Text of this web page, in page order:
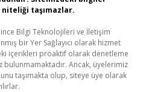
taşımazlar.
Bilgi Teknolojileri ve İletişim
bir Yer Sağlayıcı olarak hizmet
içerikleri proaktif olarak denetleme
bulunmamaktadır. Ancak, üyelerimiz
taşımakta olup, siteye üye olarak